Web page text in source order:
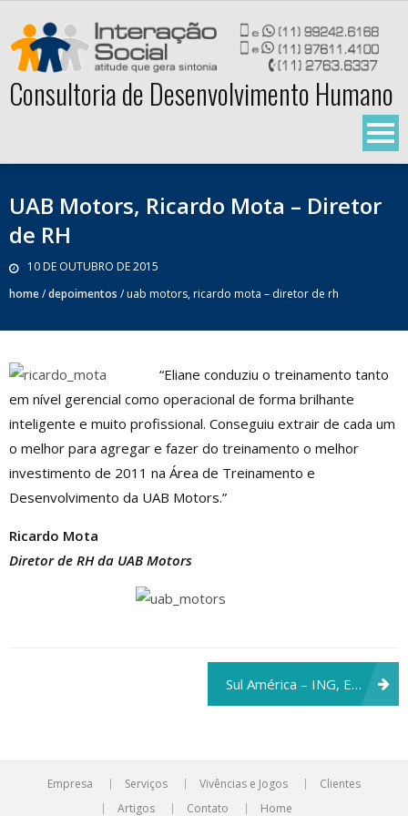
content
Consultoria de Desenvolvimento Humano
UAB Motors, Ricardo Mota – Diretor
de RH
10 DE OUTUBRO DE 2015
home/depoimentos /uab motors, ricardo mota – diretor de rh
“Eliane conduziu o treinamento tanto
em nível gerencial como operacional de forma brilhante
inteligente e muito profissional. Conseguiu extrair de cada um
o melhor para agregar e fazer do treinamento o melhor
investimento de 2011 na Área de Treinamento e
Desenvolvimento da UAB Motors.”
Ricardo Mota
Diretor de RH da UAB Motors
Sul América – ING, Emil Andery
Empresa Serviços Vivências e Jogos
Clientes
Artigos
Contato Home